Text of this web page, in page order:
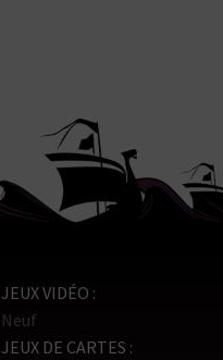
JEUX VIDÉO
Neuf
JEUX DE CARTES